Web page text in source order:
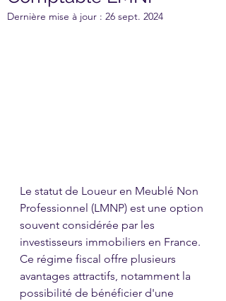
Dernière mise à jour : 26 sept. 2024
Le statut de Loueur en Meublé Non
Professionnel (LMNP) est une option
souvent considérée par les
investisseurs immobiliers en France.
Ce régime fiscal offre plusieurs
avantages attractifs, notamment la
possibilité de bénéficier d'une